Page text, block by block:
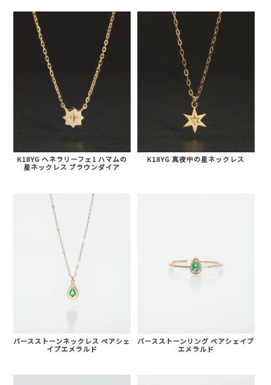
K18YG ヘネラリーフェ1 ハマムの
星ネックレス ブラウンダイア
K18YG 真夜中の星ネックレス
バースストーンネックレス ペアシェ
イプエメラルド
バースストーンリング ペアシェイプ
エメラルド